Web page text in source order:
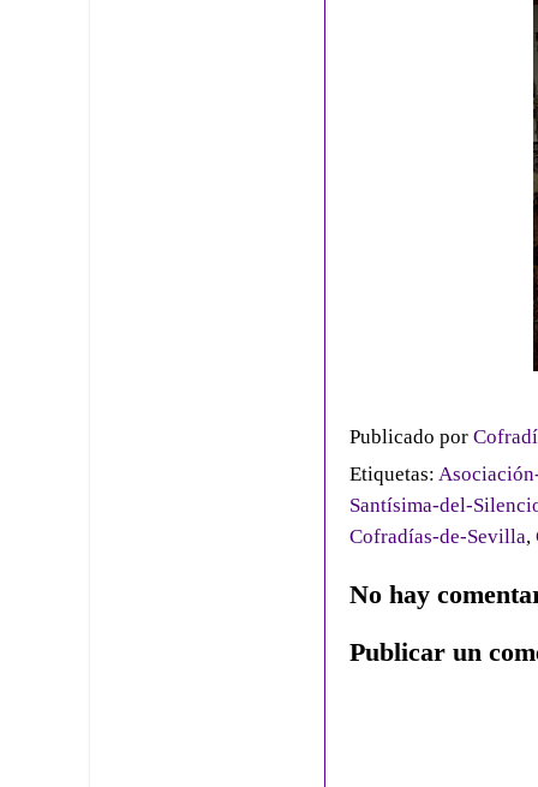
Publicado por
Etiquetas:
Santísima-del-
Cofradías-de-Sevilla,
No hay
Publicar un